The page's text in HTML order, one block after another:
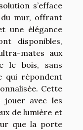
s’efface
du mur, offrant
une élégance
disponibles,
mates aux
le bois, sans
qui répondent
Cette
jouer avec les
de lumière et
que la porte